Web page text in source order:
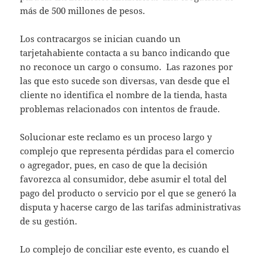
más de 500 millones de pesos.
Los contracargos se inician cuando un
tarjetahabiente contacta a su banco indicando que
no reconoce un cargo o consumo. Las razones por
las que esto sucede son diversas, van desde que el
cliente no identifica el nombre de la tienda, hasta
problemas relacionados con intentos de fraude.
Solucionar este reclamo es un proceso largo y
complejo que representa pérdidas para el comercio
o agregador, pues, en caso de que la decisión
favorezca al consumidor, debe asumir el total del
pago del producto o servicio por el que se generó la
disputa y hacerse cargo de las tarifas administrativas
de su gestión.
Lo complejo de conciliar este evento, es cuando el